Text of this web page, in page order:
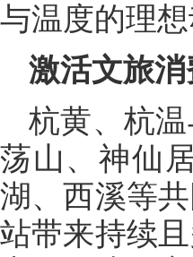
与温度的理想
激活文旅消
杭黄、杭
荡山、神仙
湖、西溪等
站带来持续